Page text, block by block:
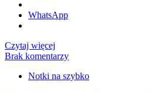
WhatsApp
Czytaj więcej
Brak komentarzy
Notki na szybko